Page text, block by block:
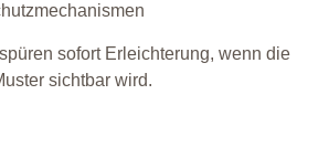
sofort Erleichterung, wenn die
sichtbar wird.